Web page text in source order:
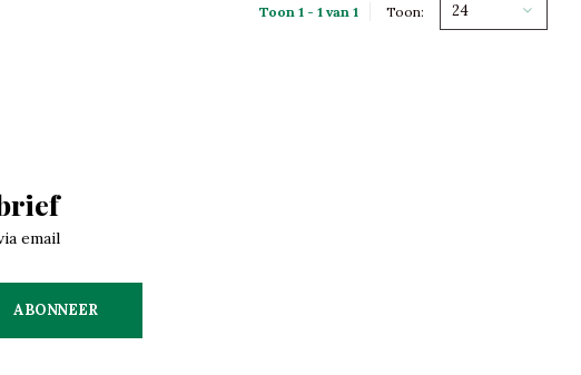
Toon 1 - 1 van 1 Toon: 24
email
ABONNEER